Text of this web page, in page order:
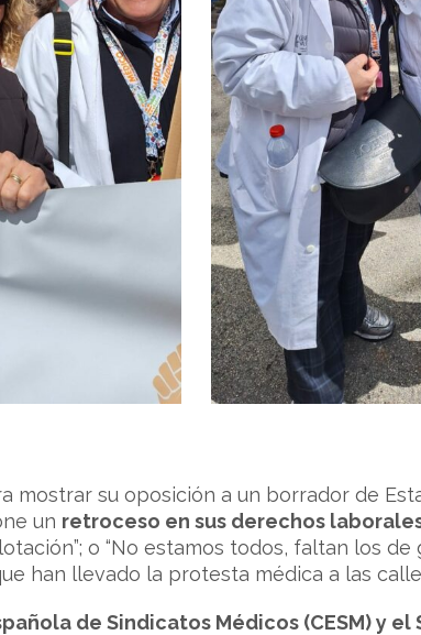
mostrar su oposición a un borrador de
un retroceso en sus derechos
o “No estamos todos, faltan los de
han llevado la protesta médica a las
de Sindicatos Médicos (CESM) y el